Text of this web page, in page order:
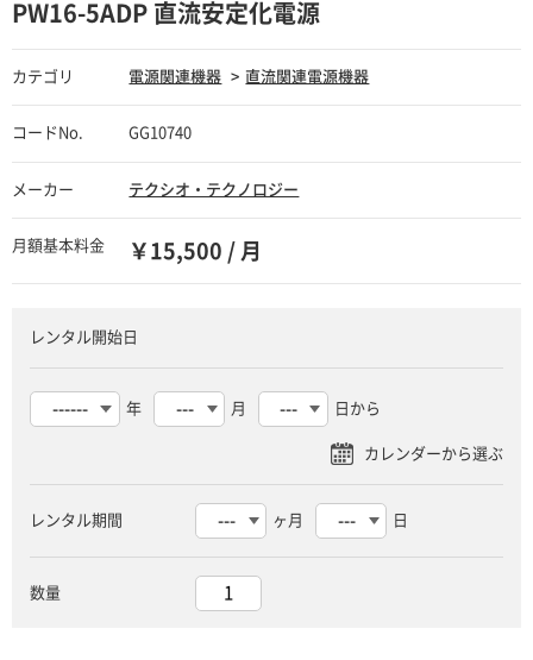
PW16-5ADP 直流安定化電源
カテゴリ 電源関連機器 直流関連電源機器
コードNo. GG10740
メーカー テクシオ・テクノロジー
月額基本料金 ￥15,500 / 月
レンタル開始日
年 月 日から
レンタル期間 ヶ月 日
数量